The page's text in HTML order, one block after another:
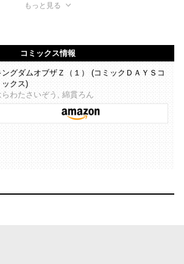
もっと見る
コミックス情報
ングダムオブザＺ（１） (コミックＤＡＹＳコ
ックス)
らわたさいぞう, 綿貫ろん